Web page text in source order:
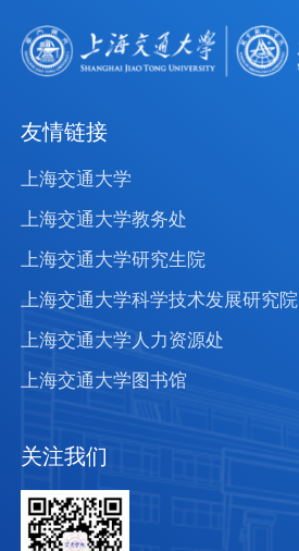
友情链接
上海交通大学
上海交通大学教务处
上海交通大学研究生院
上海交通大学科学技术发展研究院
上海交通大学人力资源处
上海交通大学图书馆
关注我们